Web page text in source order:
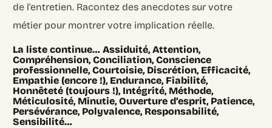
de l’entretien. Racontez des anecdotes sur votre
métier pour montrer votre implication réelle.
La liste continue… Assiduité, Attention,
Compréhension, Conciliation, Conscience
professionnelle, Courtoisie, Discrétion, Efficacité,
Empathie (encore !), Endurance, Fiabilité,
Honnêteté (toujours !), Intégrité, Méthode,
Méticulosité, Minutie, Ouverture d’esprit, Patience,
Persévérance, Polyvalence, Responsabilité,
Sensibilité…